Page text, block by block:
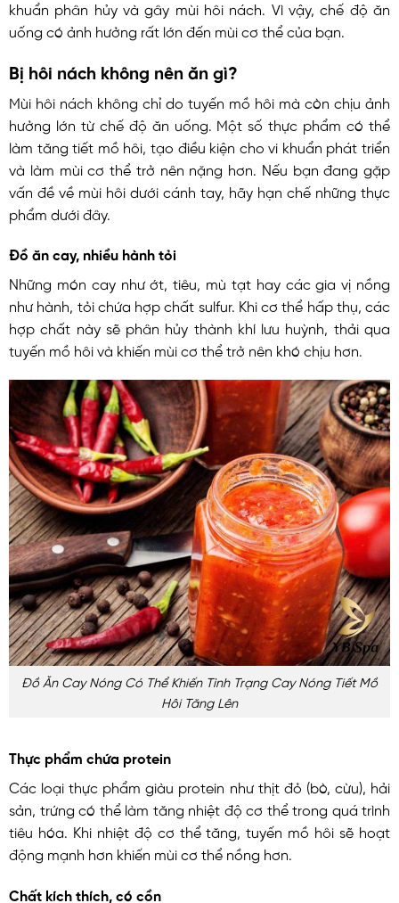
khuẩn phân hủy và gây mùi hôi nách. Vì vậy, chế độ ăn
uống có ảnh hưởng rất lớn đến mùi cơ thể của bạn.
Bị hôi nách không nên ăn gì?
Mùi hôi nách không chỉ do tuyến mồ hôi mà còn chịu ảnh
hưởng lớn từ chế độ ăn uống. Một số thực phẩm có thể
làm tăng tiết mồ hôi, tạo điều kiện cho vi khuẩn phát triển
và làm mùi cơ thể trở nên nặng hơn. Nếu bạn đang gặp
vấn đề về mùi hôi dưới cánh tay, hãy hạn chế những thực
phẩm dưới đây.
Đồ ăn cay, nhiều hành tỏi
Những món cay như ớt, tiêu, mù tạt hay các gia vị nồng
như hành, tỏi chứa hợp chất sulfur. Khi cơ thể hấp thụ, các
hợp chất này sẽ phân hủy thành khí lưu huỳnh, thải qua
tuyến mồ hôi và khiến mùi cơ thể trở nên khó chịu hơn.
Đồ Ăn Cay Nóng Có Thể Khiến Tình Trạng Cay Nóng Tiết Mồ
Hôi Tăng Lên
Thực phẩm chứa protein
Các loại thực phẩm giàu protein như thịt đỏ (bò, cừu), hải
sản, trứng có thể làm tăng nhiệt độ cơ thể trong quá trình
tiêu hóa. Khi nhiệt độ cơ thể tăng, tuyến mồ hôi sẽ hoạt
động mạnh hơn khiến mùi cơ thể nồng hơn.
Chất kích thích, có cồn